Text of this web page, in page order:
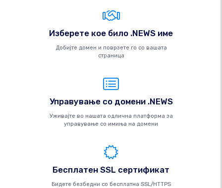
Изберете кое било .NEWS име
Добијте домен и поврзете го со вашата
страница
Управување со домени .NEWS
Уживајте во нашата одлична платформа за
управување со имиња на домени
Бесплатен SSL сертификат
Бидете безбедни со бесплатна SSL/HTTPS